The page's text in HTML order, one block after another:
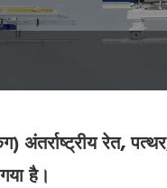
रेत,
है।